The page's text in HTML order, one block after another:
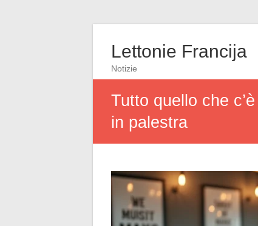
Lettonie Francija
Notizie
Tutto quello che
in palestra